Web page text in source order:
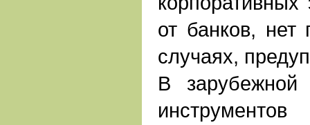
от банков, нет
случаях,
В зарубежной